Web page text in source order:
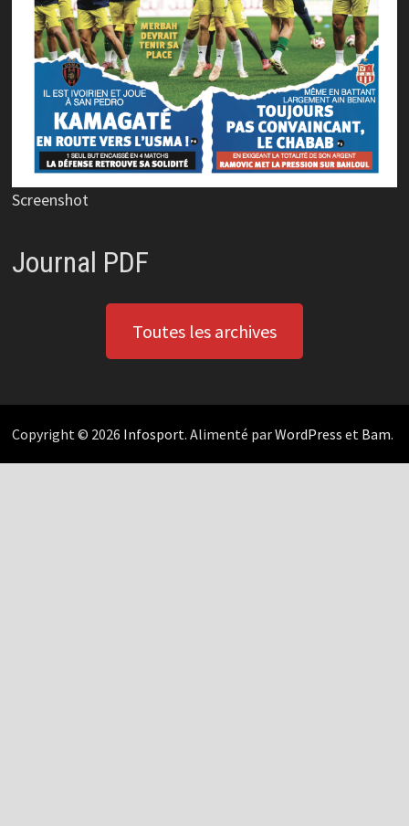
Screenshot
Journal PDF
Toutes les archives
Copyright © 2026 Infosport. Alimenté parWordPress et Bam.